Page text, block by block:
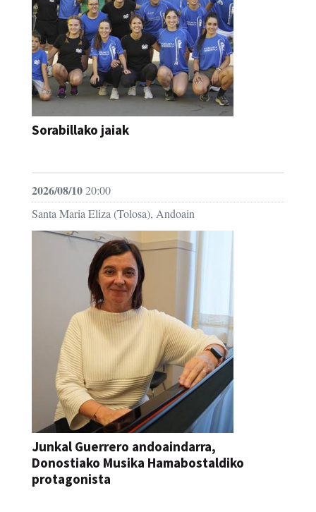
Sorabillako jaiak
2026/08/1020:00
Santa Maria Eliza (Tolosa), Andoain
Junkal Guerrero andoaindarra,
Donostiako Musika Hamabostaldiko
protagonista